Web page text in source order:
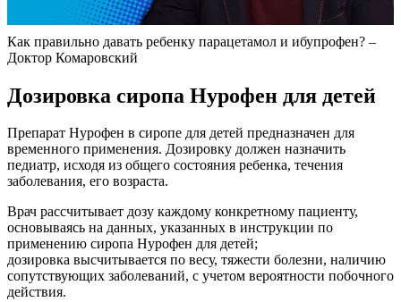
Как правильно давать ребенку парацетамол и ибупрофен? –
Доктор Комаровский
Дозировка сиропа Нурофен для детей
Препарат Нурофен в сиропе для детей предназначен для
временного применения. Дозировку должен назначить
педиатр, исходя из общего состояния ребенка, течения
заболевания, его возраста.
Врач рассчитывает дозу каждому конкретному пациенту,
основываясь на данных, указанных в инструкции по
применению сиропа Нурофен для детей;
дозировка высчитывается по весу, тяжести болезни, наличию
сопутствующих заболеваний, с учетом вероятности побочного
действия.